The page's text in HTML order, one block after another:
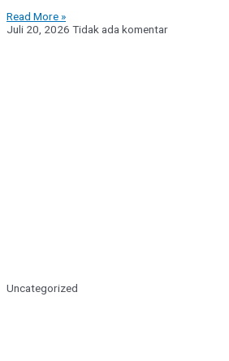
Read More »
Juli 20, 2026 Tidak ada komentar
Uncategorized